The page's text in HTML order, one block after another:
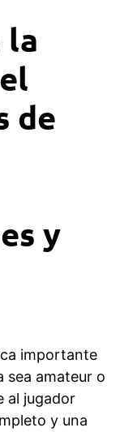
la
de
y
importante
sea amateur o
al jugador
y una